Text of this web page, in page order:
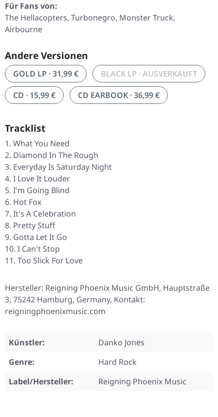
Für Fans von:
The Hellacopters, Turbonegro, Monster Truck,
Airbourne
Andere Versionen
GOLD LP · 31,99 €
BLACK LP · AUSVERKAUFT
CD · 15,99 €
CD EARBOOK · 36,99 €
Tracklist
What You Need
Diamond In The Rough
Everyday Is Saturday Night
I Love It Louder
I'm Going Blind
Hot Fox
It's A Celebration
Pretty Stuff
Gotta Let It Go
I Can't Stop
Too Slick For Love
Hersteller: Reigning Phoenix Music GmbH, Hauptstraße
3, 75242 Hamburg, Germany, Kontakt:
reigningphoenixmusic.com
Künstler:
Danko Jones
Genre:
Hard Rock
Label/Hersteller:
Reigning Phoenix Music